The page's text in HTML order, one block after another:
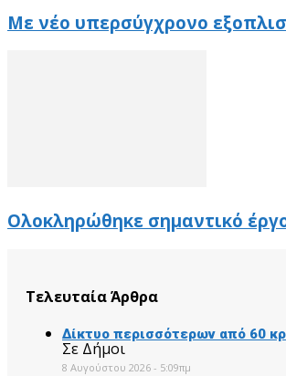
Με νέο υπερσύγχρονο
Ολοκληρώθηκε σημαντικό
Τελευταία Άρθρα
Δίκτυο περισσότερων από 60
Σε Δήμοι
8 Αυγούστου 2026 - 5:09πμ